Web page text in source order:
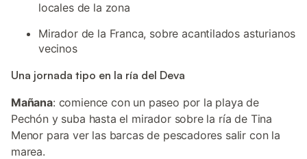
locales de la zona
Mirador de la Franca, sobre acantilados asturianos
vecinos
Una jornada tipo en la ría del Deva
Mañana: comience con un paseo por la playa de
Pechón y suba hasta el mirador sobre la ría de Tina
Menor para ver las barcas de pescadores salir con la
marea.